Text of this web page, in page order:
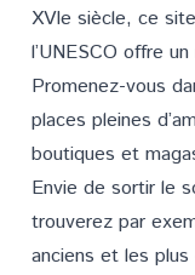
XVIe siècle, ce
l’UNESCO offre
Promenez-vous
places pleines
boutiques et
Envie de sortir le
trouverez par
anciens et les plus